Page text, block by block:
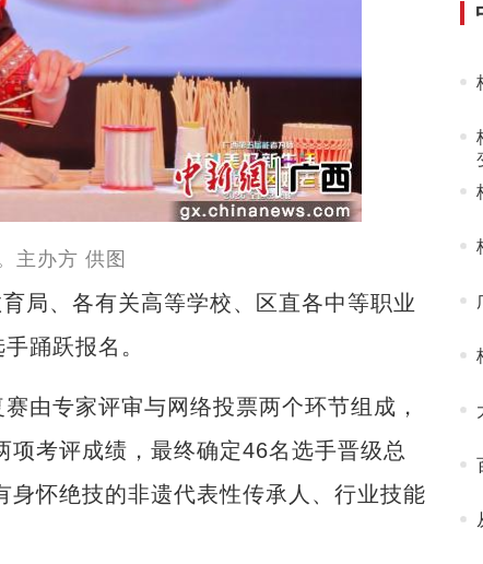
主办方 供图
、各有关高等学校、区直各中等职业
踊跃报名。
专家评审与网络投票两个环节组成，
考评成绩，最终确定46名选手晋级总
怀绝技的非遗代表性传承人、行业技能